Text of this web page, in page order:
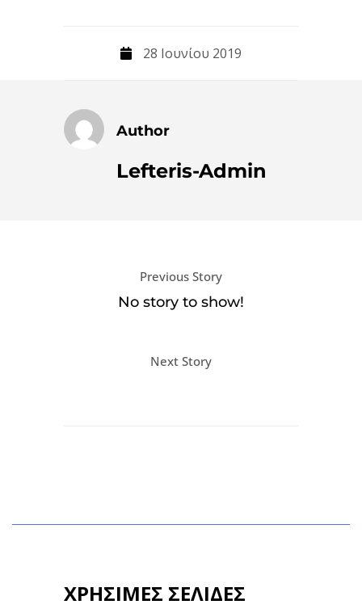
28 Ιουνίου 2019
Author
Lefteris-Admin
Previous Story
No story to show!
Next Story
ΧΡΗΣΙΜΕΣ ΣΕΛΙΔΕΣ